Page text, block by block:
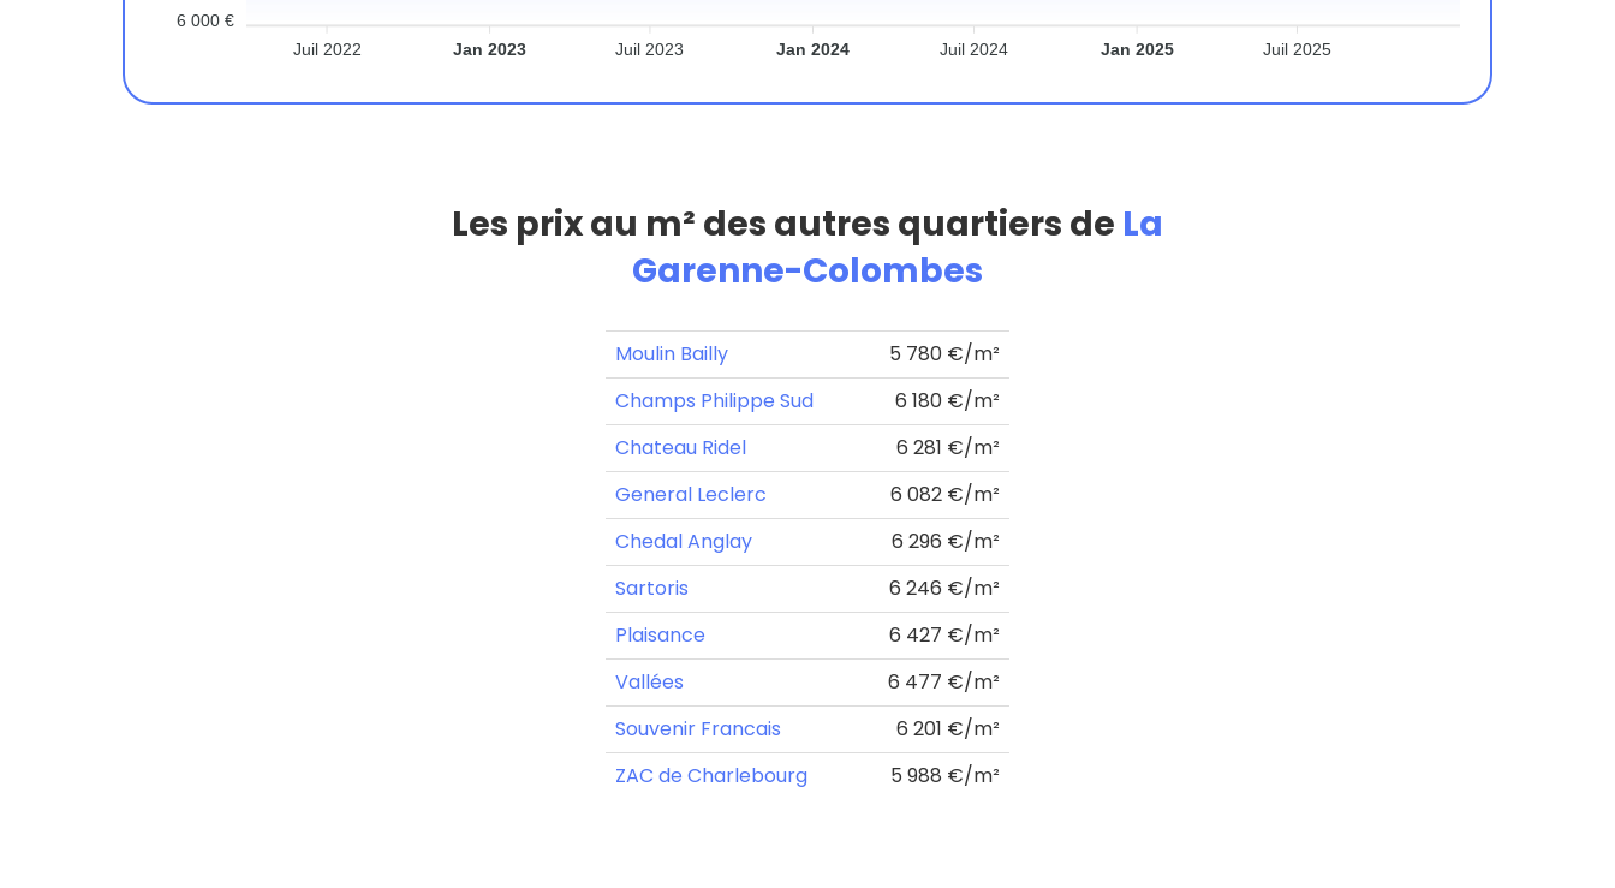
6 000 €
Juil 2022 Jan 2023 Juil 2023 Jan 2024 Juil 2024 Jan 2025 Juil 2025
Les prix au m² des autres quartiers de La
Garenne-Colombes
Moulin Bailly
5 780 €/m²
Champs Philippe Sud
6 180 €/m²
Chateau Ridel
6 281 €/m²
General Leclerc
6 082 €/m²
Chedal Anglay
6 296 €/m²
Sartoris
6 246 €/m²
Plaisance
6 427 €/m²
Vallées
6 477 €/m²
Souvenir Francais
6 201 €/m²
ZAC de Charlebourg
5 988 €/m²